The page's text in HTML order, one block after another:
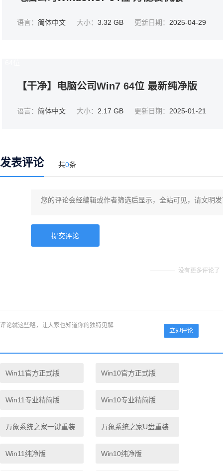
语言： 简体中文 大小： 3.32 GB 更新日期： 2025-04-29
【干净】电脑公司Win7 64位 最新纯净版
语言： 简体中文 大小： 2.17 GB 更新日期： 2025-01-21
发表评论 共0条
没有更多评论了
评论就这些咯，让大家也知道你的独特见解
立即评论
Win11官方正式版 Win10官方正式版
Win11专业精简版 Win10专业精简版
万象系统之家一键重装 万象系统之家U盘重装
Win11纯净版 Win10纯净版